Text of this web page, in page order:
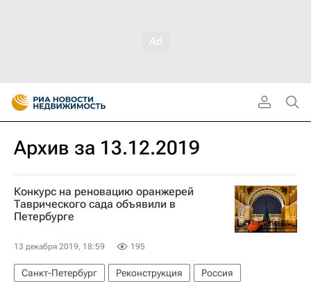
Архив за 13.12.2019
Конкурс на реновацию оранжерей
Таврического сада объявили в
Петербурге
13 декабря 2019, 18:59 195
Санкт-Петербург Реконструкция Россия